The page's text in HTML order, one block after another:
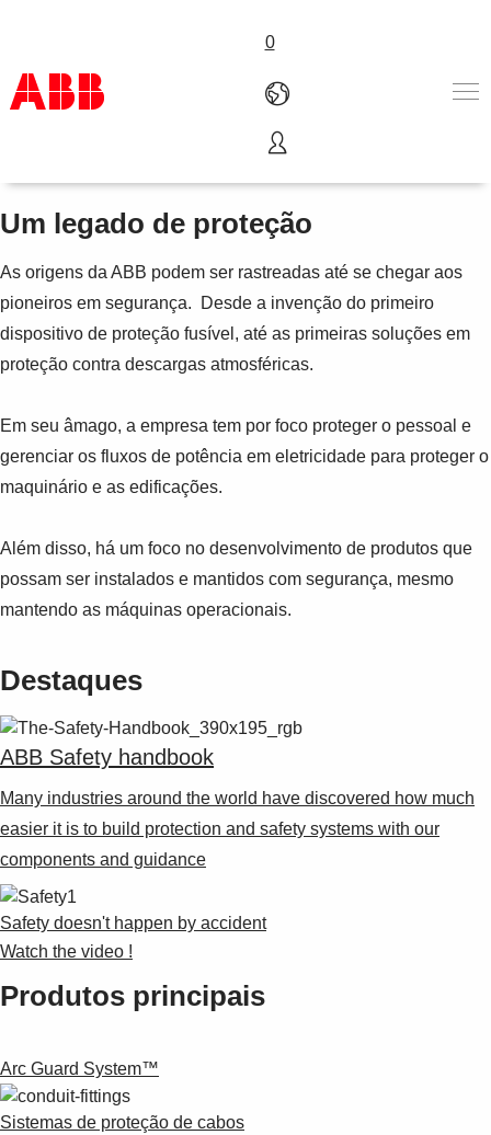
0
Produtos & Soluções
Serviços
Sobre a ABB
Carreira
Suggestions
Shopping list preview
0
Segurança e proteção
Um legado de proteção
As origens da ABB podem ser rastreadas até se chegar aos
pioneiros em segurança. Desde a invenção do primeiro
dispositivo de proteção fusível, até as primeiras soluções em
proteção contra descargas atmosféricas.
Em seu âmago, a empresa tem por foco proteger o pessoal e
gerenciar os fluxos de potência em eletricidade para proteger o
maquinário e as edificações.
Além disso, há um foco no desenvolvimento de produtos que
possam ser instalados e mantidos com segurança, mesmo
mantendo as máquinas operacionais.
Destaques
ABB Safety handbook
Many industries around the world have discovered how much
easier it is to build protection and safety systems with our
components and guidance
Safety doesn't happen by accident
Watch the video !
Produtos principais
Arc Guard System™
Sistemas de proteção de cabos